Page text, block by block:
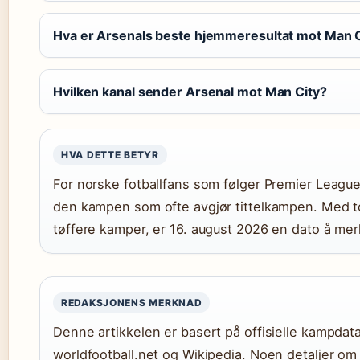
Hva er Arsenals beste hjemmeresultat mot Man
Hvilken kanal sender Arsenal mot Man City?
HVA DETTE BETYR
For norske fotballfans som følger Premier
den kampen som ofte avgjør tittelkampen. Med
tøffere kamper, er 16. august 2026 en dato å
REDAKSJONENS MERKNAD
Denne artikkelen er basert på offisielle
worldfootball.net og Wikipedia. Noen detaljer